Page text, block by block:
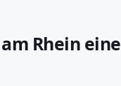
Rhein